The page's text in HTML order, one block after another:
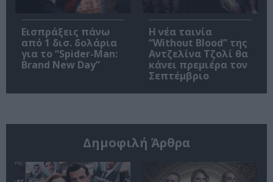
Εισπράξεις πάνω
από 1 δισ. δολάρια
για το “Spider-Man:
Brand New Day”
Η νέα ταινία
“Without Blood” της
Αντζελίνα Τζολί θα
κάνει πρεμιέρα τον
Σεπτέμβριο
Δημοφιλή Άρθρα